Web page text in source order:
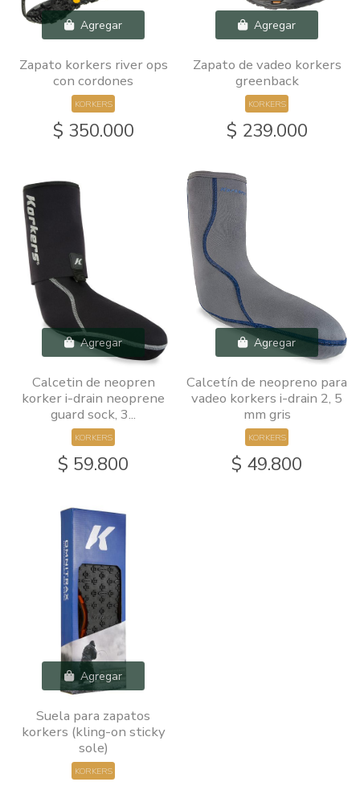
Agregar
Zapato korkers river ops
con cordones
KORKERS
$ 350.000
Agregar
Zapato de vadeo korkers
greenback
KORKERS
$ 239.000
Agregar
Calcetin de neopren
korker i-drain neoprene
guard sock, 3...
KORKERS
$ 59.800
Agregar
Calcetín de neopreno para
vadeo korkers i-drain 2, 5
mm gris
KORKERS
$ 49.800
Agregar
Suela para zapatos
korkers (kling-on sticky
sole)
KORKERS